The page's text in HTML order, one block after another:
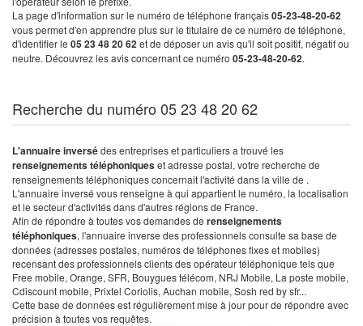
La page d'information sur le numéro de téléphone français05-23-48-20-62
vous permet d'en apprendre plus sur le titulaire de ce numéro de téléphone,
d'identifier le 05 23 48 20 62et de déposer un avis qu'il soit positif, négatif ou
neutre. Découvrez les avis concernant ce numéro 05-23-48-20-62.
Recherche du numéro 05 23 48 20 62
L'annuaire inversédes entreprises et particuliers a trouvé les
renseignements téléphoniqueset adresse postal, votre recherche de
renseignements téléphoniques concernait l'activité dans la ville de .
L'annuaire inversé vous renseigne à qui appartient le numéro, la localisation
et le secteur d'activités dans d'autres régions de France.
Afin de répondre à toutes vos demandes de renseignements
téléphoniques, l'annuaire inverse des professionnels consulte sa base de
données (adresses postales, numéros de téléphones fixes et mobiles)
recensant des professionnels clients des opérateur téléphonique tels que
Free mobile, Orange, SFR, Bouygues télécom, NRJ Mobile, La poste mobile,
Cdiscount mobile, Prixtel Coriolis, Auchan mobile, Sosh red by sfr...
Cette base de données est régulièrement mise à jour pour de répondre avec
précision à toutes vos requêtes.